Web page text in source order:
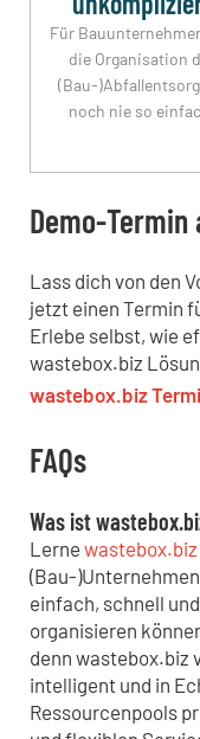
Für
die Organisation
(Bau-
noch nie so
Demo-
Lass dich von den
jetzt einen Termin
Erlebe selbst, wie
wastebox.biz
wastebox.biz
FAQs
Was ist
Lerne wastebox.biz
(Bau-
einfach, schnell
organisieren
denn wastebox.biz
intelligent und in
Ressourcenpools